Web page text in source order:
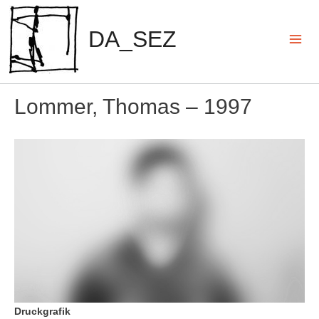
Zum
Inhalt
springen
DA_SEZ
Lommer, Thomas – 1997
Druckgrafik